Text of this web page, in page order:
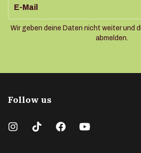
E-Mail
Wir geben deine Daten nicht weiter und
abmelden.
Follow us